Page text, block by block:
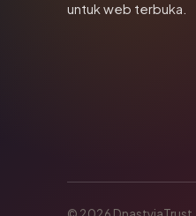
untuk web terbuka.